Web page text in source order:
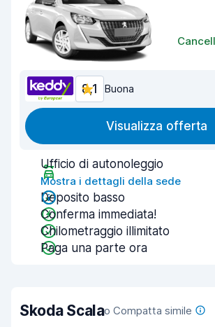
8,1 Buona
Visualizza offerta
Ufficio di autonoleggio
Mostra i dettagli della sede
Deposito basso
Conferma immediata!
Chilometraggio illimitato
Paga una parte ora
Skoda Scalao Compatta simile